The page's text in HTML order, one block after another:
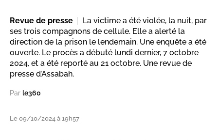
Revue de presse
La victime a été violée, la nuit, par
ses trois compagnons de cellule. Elle a alerté la
direction de la prison le lendemain. Une enquête a été
ouverte. Le procès a débuté lundi dernier, 7 octobre
2024, et a été reporté au 21 octobre. Une revue de
presse d’Assabah.
Par le360
Le 09/10/2024 à 19h57